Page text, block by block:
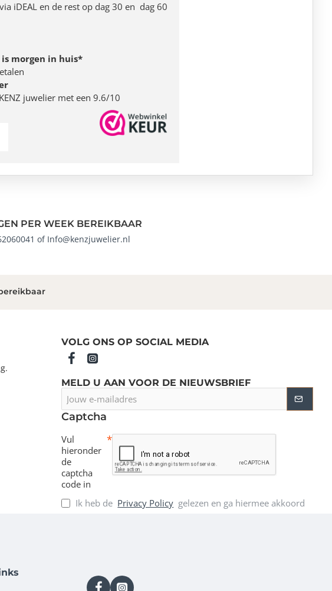
iDEAL en de rest op dag 30 en dag 60
morgen in huis*
juwelier met een 9.6/10
PER WEEK BEREIKBAAR
of Info@kenzjuwelier.nl
VOLG ONS OP SOCIAL MEDIA
MELD U AAN VOOR DE NIEUWSBRIEF
Jouw
e-
mailadres
Captcha
Vul
hieronder
de
captcha
code in
Ik heb de Privacy Policy gelezen en ga hiermee akkoord